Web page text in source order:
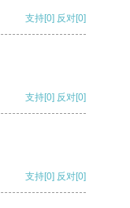
支持[0] 反对[0]
支持[0] 反对[0]
支持[0] 反对[0]